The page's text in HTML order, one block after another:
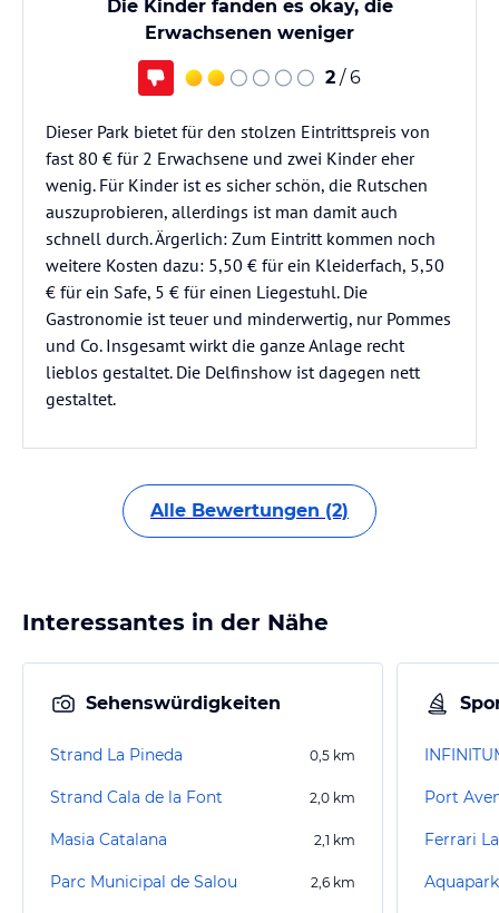
Die Kinder fanden es okay, die
Erwachsenen weniger
2 / 6
Dieser Park bietet für den stolzen Eintrittspreis von
fast 80 € für 2 Erwachsene und zwei Kinder eher
wenig. Für Kinder ist es sicher schön, die Rutschen
auszuprobieren, allerdings ist man damit auch
schnell durch. Ärgerlich: Zum Eintritt kommen noch
weitere Kosten dazu: 5,50 € für ein Kleiderfach, 5,50
€ für ein Safe, 5 € für einen Liegestuhl. Die
Gastronomie ist teuer und minderwertig, nur Pommes
und Co. Insgesamt wirkt die ganze Anlage recht
lieblos gestaltet. Die Delfinshow ist dagegen nett
gestaltet.
Alle Bewertungen (2)
Interessantes in der Nähe
Sehenswürdigkeiten
Strand La Pineda 0,5 km
Strand Cala de la Font 2,0 km
Masia Catalana 2,1 km
Parc Municipal de Salou 2,6 km
Port
Ferrari